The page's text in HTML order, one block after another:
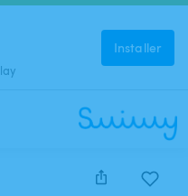
Installer